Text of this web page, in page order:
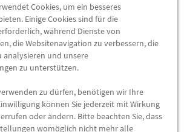
41% Baumwolle, 41% Polyester, 18%
Polyester
Cookies, um ein besseres
Einige Cookies sind für die
während Dienste von
die Websitenavigation zu verbessern, die
analysieren und unsere
zu unterstützen.
zu dürfen, benötigen wir Ihre
können Sie jederzeit mit Wirkung
oder ändern. Bitte beachten Sie, dass
womöglich nicht mehr alle